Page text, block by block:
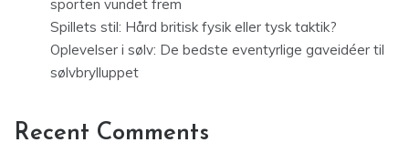
sporten vundet frem
Spillets stil: Hård britisk fysik eller tysk taktik?
Oplevelser i sølv: De bedste eventyrlige gaveidéer til
sølvbrylluppet
Recent Comments